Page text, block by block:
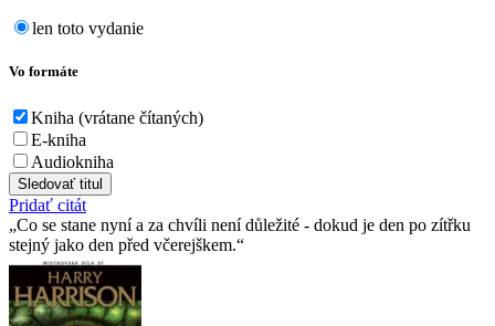
len toto vydanie
Vo formáte
Kniha (vrátane čítaných)
E-kniha
Audiokniha
Sledovať titul
Pridať citát
Co se stane nyní a za chvíli není důležité - dokud je den po zítřku
stejný jako den před včerejškem.